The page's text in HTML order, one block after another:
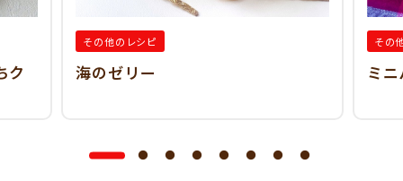
ク
その他のレシピ
海のゼリー
その
ミ